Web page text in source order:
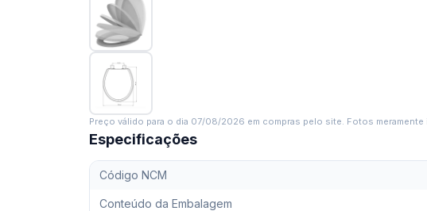
Preço válido para o dia 07/08/2026 em compras pelo site. Fotos meramente
Especificações
Código NCM
Conteúdo da Embalagem